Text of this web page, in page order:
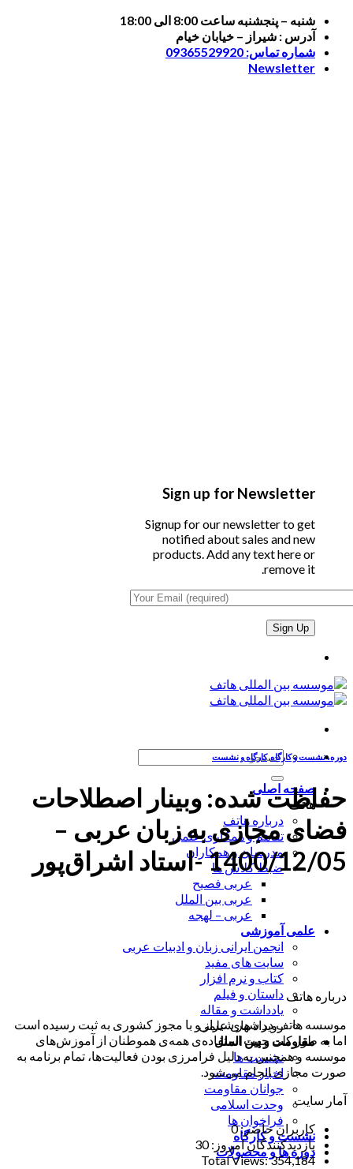
Skip
content
شنبه – پنجشنبه ساعت 8:00 الی 18:00
آدرس : شیراز – خیابان خیام
شماره تماس: 09365529920
Newsletter
Sign up for Newsletter
Signup for our newsletter to get
notified about sales and new
products. Add any text here or
remove it.
جستجو
صفحه اصلی
هاتف
درباره هاتف
تفاهم و همکاری علمی
مدرسان و همکاران
ضبط کلاس ها
عربی فصیح
عربی بین الملل
عربی – لهجه
علمی آموزشی
انجمن ایرانی زبان و ادبیات عربی
سایت های مفید
کتاب و نرم افزار
داستان و فیلم
یادداشت و مقاله
رویداد های علمی
مقاومت و بین الملل
نشست ها
اخبار مقاومت
جوانان مقاومت
وحدت اسلامی
فراخوان ها
نشست و کارگاه
دوره ها و محصولات
دوره، نشست و کارگاه,کارگاه و نشست
حفاظت شده: وبینار اصطلاحات
فضای مجازی به زبان عربی –
1400/12/05 -استاد اشراق‌پور
درباره هاتف
موسسه هاتف در شهر شیراز و با مجوز کشوری به ثبت رسیده است
اما به طور کلی جهت استفاده‌ی همه‌ی هموطنان از آموزش‌های
موسسه و همچنین به دلیل فرامرزی بودن فعالیت‌ها، تمام برنامه به
صورت مجازی انجام می‌شود.
آمار سایت
کاربران حاضر:0
بازدیدکنندگان امروز:30
Total Views:354,184